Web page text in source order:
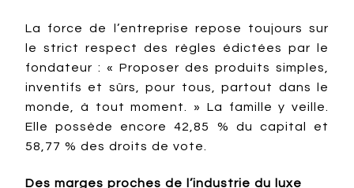
La force de l’entreprise repose toujours sur
le strict respect des règles édictées par le
fondateur : « Proposer des produits simples,
inventifs et sûrs, pour tous, partout dans le
monde, à tout moment. » La famille y veille.
Elle possède encore 42,85 % du capital et
58,77 % des droits de vote.
Des marges proches de l’industrie du luxe